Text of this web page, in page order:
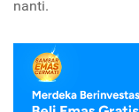
nanti.